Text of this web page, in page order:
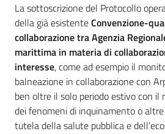
La sottoscrizione del Protocollo
della già esistenteConvenzione-
collaborazione tra Agenzia
marittima in materia di
interesse, come ad esempio il
balneazione in collaborazione con
ben oltre il solo periodo estivo con il
dei fenomeni di inquinamento o
tutela della salute pubblica e